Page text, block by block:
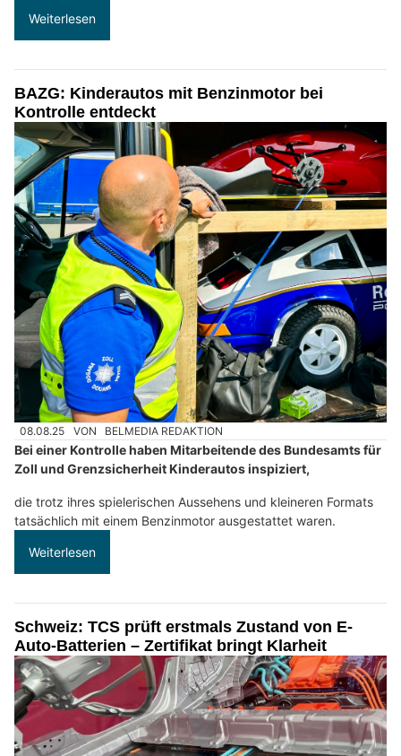
Weiterlesen
BAZG: Kinderautos mit Benzinmotor bei
Kontrolle entdeckt
08.08.25 VON BELMEDIA REDAKTION
Bei einer Kontrolle haben Mitarbeitende des Bundesamts für
Zoll und Grenzsicherheit Kinderautos inspiziert,
die trotz ihres spielerischen Aussehens und kleineren Formats
tatsächlich mit einem Benzinmotor ausgestattet waren.
Weiterlesen
Schweiz: TCS prüft erstmals Zustand von E-
Auto-Batterien – Zertifikat bringt Klarheit